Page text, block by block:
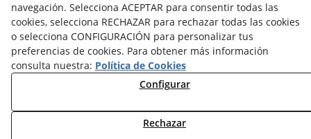
navegación. Selecciona ACEPTAR para consentir todas las
cookies, selecciona RECHAZAR para rechazar todas las cookies
o selecciona CONFIGURACIÓN para personalizar tus
preferencias de cookies. Para obtener más información
consulta nuestra: Política de Cookies
Configurar
Rechazar